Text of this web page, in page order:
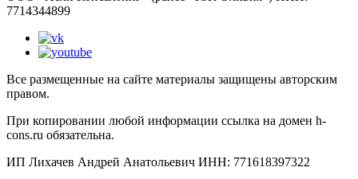
7714344899
Все размещенные на сайте материалы защищены авторским
правом.
При копировании любой информации ссылка на домен h-
cons.ru обязательна.
ИП Лихачев Андрей Анатольевич ИНН: 771618397322